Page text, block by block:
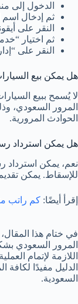
الدخول إلى
ثم إدخال اسم
النقر على
ثم اختيار
النقر على
هل يمكن بيع
المرور السعودي،
الحوادث المرورية.
هل يمكن استرداد
نعم، يمكن استرداد
للإسقاط. يمكن
إقرأ أيضًا: كم راتب
في ختام هذا
المرور السعودي
اللازمة لإتمام
الدليل مفيدًا لكافة
السعودية.